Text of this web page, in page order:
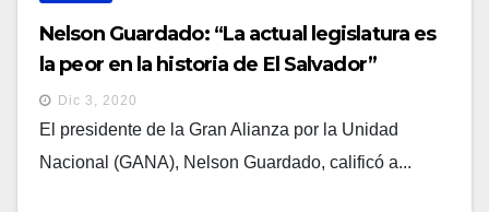
Nelson Guardado: “La actual legislatura es
la peor en la historia de El Salvador”
Dic 3, 2020
El presidente de la Gran Alianza por la Unidad
Nacional (GANA), Nelson Guardado, calificó a...